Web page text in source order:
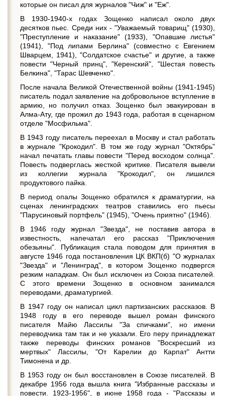
которые он писал для журналов "Чиж" и "Еж".
В 1930-1940-х годах Зощенко написал около двух
десятков пьес. Среди них - "Уважаемый товарищ" (1930),
"Преступление и наказание" (1933), "Опавшие листья"
(1941), "Под липами Берлина" (совместно с Евгением
Шварцем, 1941), "Солдатское счастье" и другие, а также
повести "Черный принц", "Керенский", "Шестая повесть
Белкина", "Тарас Шевченко".
После начала Великой Отечественной войны (1941-1945)
писатель подал заявление на добровольное вступление в
армию, но получил отказ. Зощенко был эвакуирован в
Алма-Ату, где прожил до 1943 года, работая в сценарном
отделе "Мосфильма".
В 1943 году писатель переехал в Москву и стал работать
в журнале "Крокодил". В том же году журнал "Октябрь"
начал печатать главы повести "Перед восходом солнца".
Повесть подверглась жесткой критике. Писателя вывели
из коллегии журнала "Крокодил", он лишился
продуктового пайка.
В период опалы Зощенко обратился к драматургии, на
сценах ленинградских театров ставились его пьесы
"Парусиновый портфель" (1945), "Очень приятно" (1946).
В 1946 году журнал "Звезда", не поставив автора в
известность, напечатал его рассказ "Приключения
обезьяны". Публикация стала поводом для принятия в
августе 1946 года постановления ЦК ВКП(б) "О журналах
"Звезда" и "Ленинград", в котором Зощенко подвергся
резким нападкам. Он был исключен из Союза писателей.
С этого времени Зощенко в основном занимался
переводами, драматургией.
В 1947 году он написал цикл партизанских рассказов. В
1948 году в его переводе вышел роман финского
писателя Майю Лассилы "За спичками", но имени
переводчика там так и не указали. Его перу принадлежат
также переводы финских романов "Воскресший из
мертвых" Лассилы, "От Карелии до Карпат" Антти
Тимонена и др.
В 1953 году он был восстановлен в Союзе писателей. В
декабре 1956 года вышла книга "Избранные рассказы и
повести. 1923-1956", в июне 1958 года - "Рассказы и